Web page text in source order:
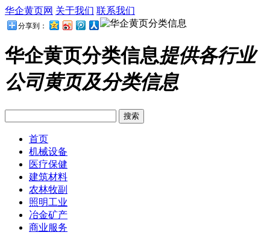
华企黄页网 关于我们 联系我们
分享到：
华企黄页分类信息提供各行业
公司黄页及分类信息
首页
机械设备
医疗保健
建筑材料
农林牧副
照明工业
冶金矿产
商业服务